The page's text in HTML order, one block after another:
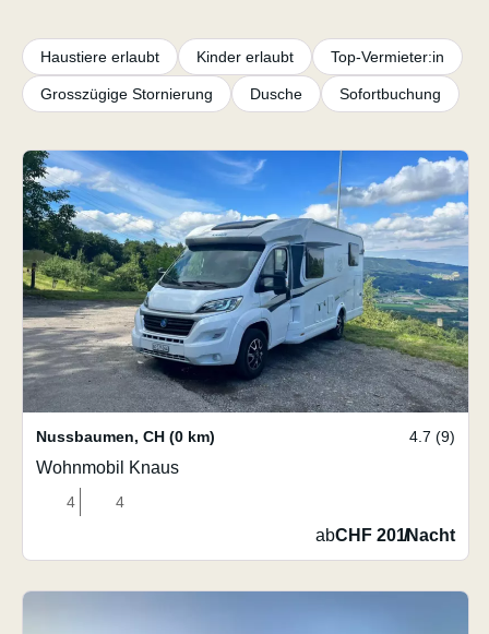
Haustiere erlaubt Kinder erlaubt Top-Vermieter:in
Grosszügige Stornierung Dusche Sofortbuchung
Nussbaumen, CH (0 km) 4.7 (9)
Wohnmobil Knaus
4 4
abCHF 201/Nacht